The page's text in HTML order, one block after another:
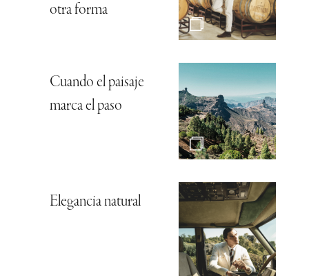
otra forma
Cuando el paisaje
marca el paso
Elegancia natural